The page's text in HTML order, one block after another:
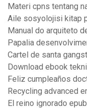
Materi cpns tentang
Aile sosyolojisi kitap
Manual do arquiteto
Papalia
Cartel de santa
Download ebook
Feliz cumpleaños
Recycling advanced
El reino ignorado epub